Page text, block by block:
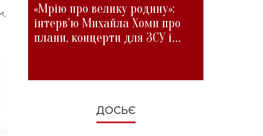
«Мрію про велику родину»:
інтерв'ю Михайла Хоми про
плани, концерти для ЗСУ і
ДОСЬЄ